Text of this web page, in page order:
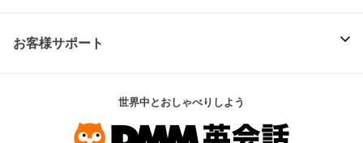
お客様サポート
世界中とおしゃべりしよう